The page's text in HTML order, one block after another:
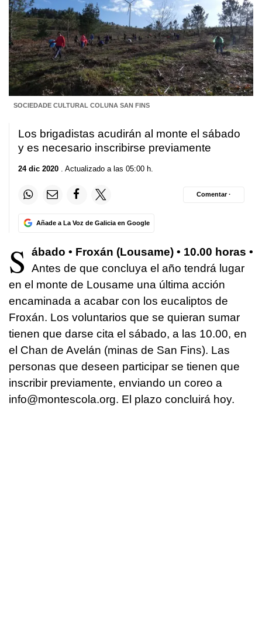
SOCIEDADE CULTURAL COLUNA SAN FINS
Los brigadistas acudirán al monte el sábado
y es necesario inscribirse previamente
24 dic 2020 . Actualizado a las 05:00 h.
Añade a La Voz de Galicia en Google
Comentar ·
S
ábado • Froxán (Lousame) • 10.00 horas •
Antes de que concluya el año tendrá lugar
en el monte de Lousame una última acción
encaminada a acabar con los eucaliptos de
Froxán. Los voluntarios que se quieran sumar
tienen que darse cita el sábado, a las 10.00, en
el Chan de Avelán (minas de San Fins). Las
personas que deseen participar se tienen que
inscribir previamente, enviando un coreo a
info@montescola.org. El plazo concluirá hoy.